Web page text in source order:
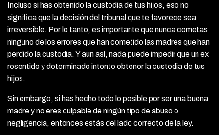
Incluso si has obtenido la custodia de tus hijos, eso no
significa que la decisión del tribunal que te favorece sea
irreversible. Por lo tanto, es importante que nunca cometas
ninguno de los errores que han cometido las madres que han
perdido la custodia. Y aun así, nada puede impedir que un ex
resentido y determinado intente obtener la custodia de tus
hijos.
Sin embargo, si has hecho todo lo posible por ser una buena
madre y no eres culpable de ningún tipo de abuso o
negligencia, entonces estás del lado correcto de la ley.